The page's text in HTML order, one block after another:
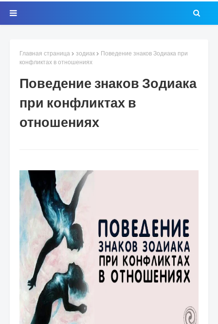
Главная страница зодиак
Поведение знаков Зодиака при
конфликтах в отношениях
Поведение знаков Зодиака
при конфликтах в
отношениях